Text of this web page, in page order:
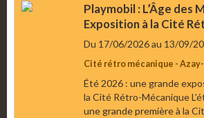
Playmobil : L’Âge des
Exposition à la Cité
Du 17/06/2026au 13/09/
Cité rétro mécanique -
Été 2026 : une grande
la Cité Rétro-Mécanique
une grande première à la